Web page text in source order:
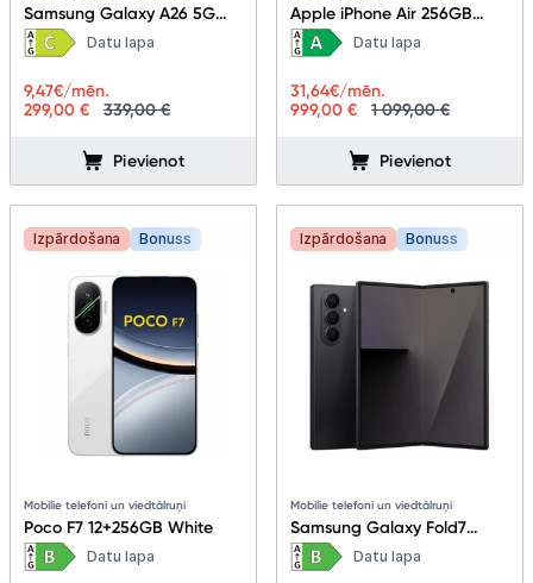
Samsung Galaxy A26 5G
8+256GB Black
Datu lapa
299,00 € 339,00 €
9,47€/mēn.
Pievienot
Apple iPhone Air 256GB
Light GoldDatu lapa
999,00 € 1 099,00 €
31,64€/mēn.
Pievienot
Izpārdošana Bonuss
Mobilie telefoni un viedtālruņi
Poco F7 12+256GB White
Datu lapa
Izpārdošana Bonuss
Mobilie telefoni un viedtālruņi
Samsung Galaxy Fold7
12+256GB Jetblack
Datu lapa